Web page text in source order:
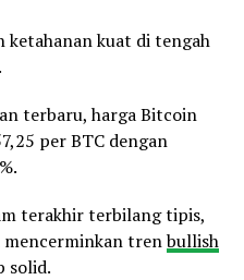
ketahanan kuat di tengah
terbaru, harga Bitcoin
per BTC dengan
terakhir terbilang tipis,
mencerminkan trenbullish
solid.